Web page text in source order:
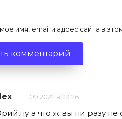
имя, email и адрес сайта в
11.09.2022 в 23:26
а что ж вы ни разу не